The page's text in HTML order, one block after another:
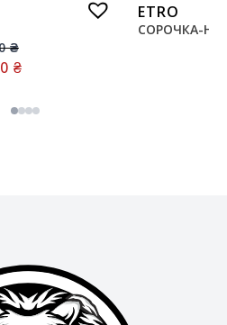
₴
₴
ETRO
СОРОЧКА-